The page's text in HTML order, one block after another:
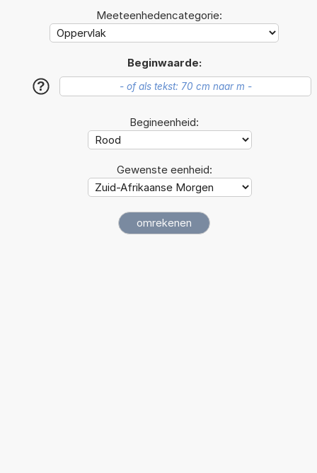
Meeteenhedencategorie:
Beginwaarde:
?
Begineenheid:
Gewenste eenheid: